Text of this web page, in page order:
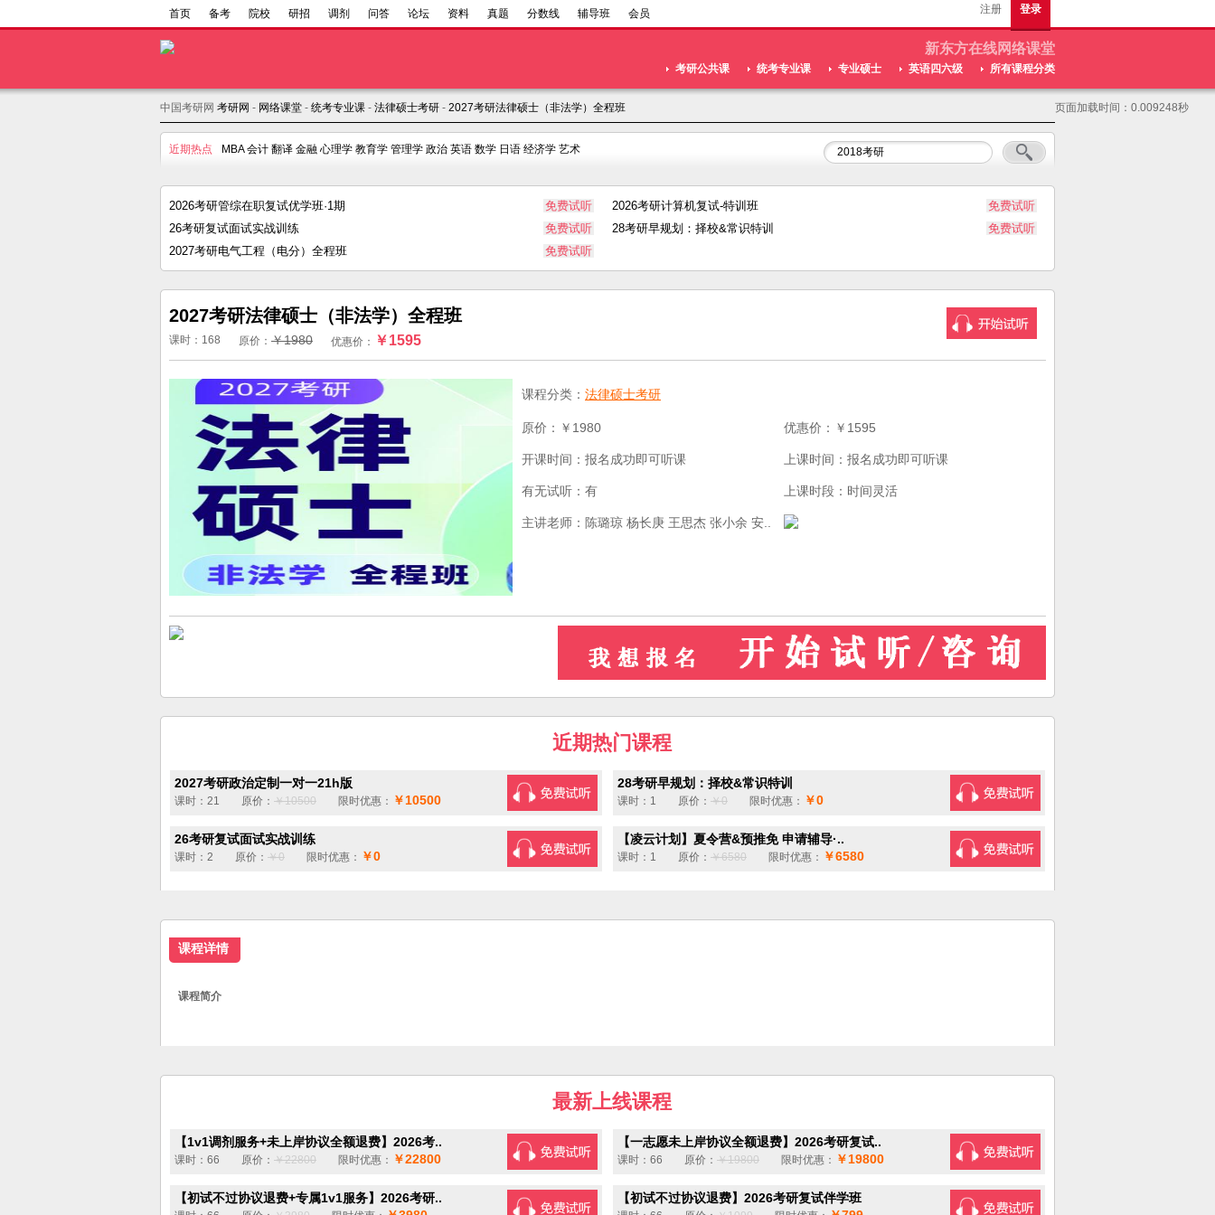
首页 备考 院校 研招 调剂 问答 论坛 资料 真题 分数线 辅导班 会员 注册 登录
新东方在线网络课堂
考研公共课 统考专业课 专业硕士 英语四六级 所有课程分类
中国考研网 考研网 - 网络课堂 - 统考专业课 - 法律硕士考研 - 2027考研法律硕士（非法学）全程班
近期热点 MBA 会计 翻译 金融 心理学 教育学 管理学 政治 英语 数学 日语 经济学 艺术
2026考研管综在职复试优学班·1期 免费试听 2026考研计算机复试-特训班
免费试听
26考研复试面试实战训练
免费试听 28考研早规划：择校&常识特训
免费试听
2027考研电气工程（电分）全程班
免费试听
2027考研法律硕士（非法学）全程班
课时：168 原价： ￥1980 优惠价： ￥1595
课程分类： 法律硕士考研
原价：￥1980 优惠价：￥1595
开课时间：报名成功即可听课 上课时间：报名成功即可听课
有无试听：有 上课时段：时间灵活
主讲老师：陈璐琼 杨长庚 王思杰 张小余 安..
近期热门课程
2027考研政治定制一对一21h版
课时：21 原价： ￥10500 限时优惠： ￥10500
28考研早规划：择校&常识特训
课时：1 原价： ￥0 限时优惠： ￥0
26考研复试面试实战训练
课时：2 原价： ￥0 限时优惠： ￥0
【凌云计划】夏令营&预推免 申请辅导·..
课时：1 原价： ￥6580 限时优惠： ￥6580
课程详情
课程简介
最新上线课程
【1v1调剂服务+未上岸协议全额退费】2026考..
课时：66 原价： ￥22800 限时优惠： ￥22800
【一志愿未上岸协议全额退费】2026考研复试..
课时：66 原价： ￥19800 限时优惠： ￥19800
【初试不过协议退费+专属1v1服务】2026考研.. 【初试不过协议退费】2026考研复试伴学班
页面加载时间：0.009248秒